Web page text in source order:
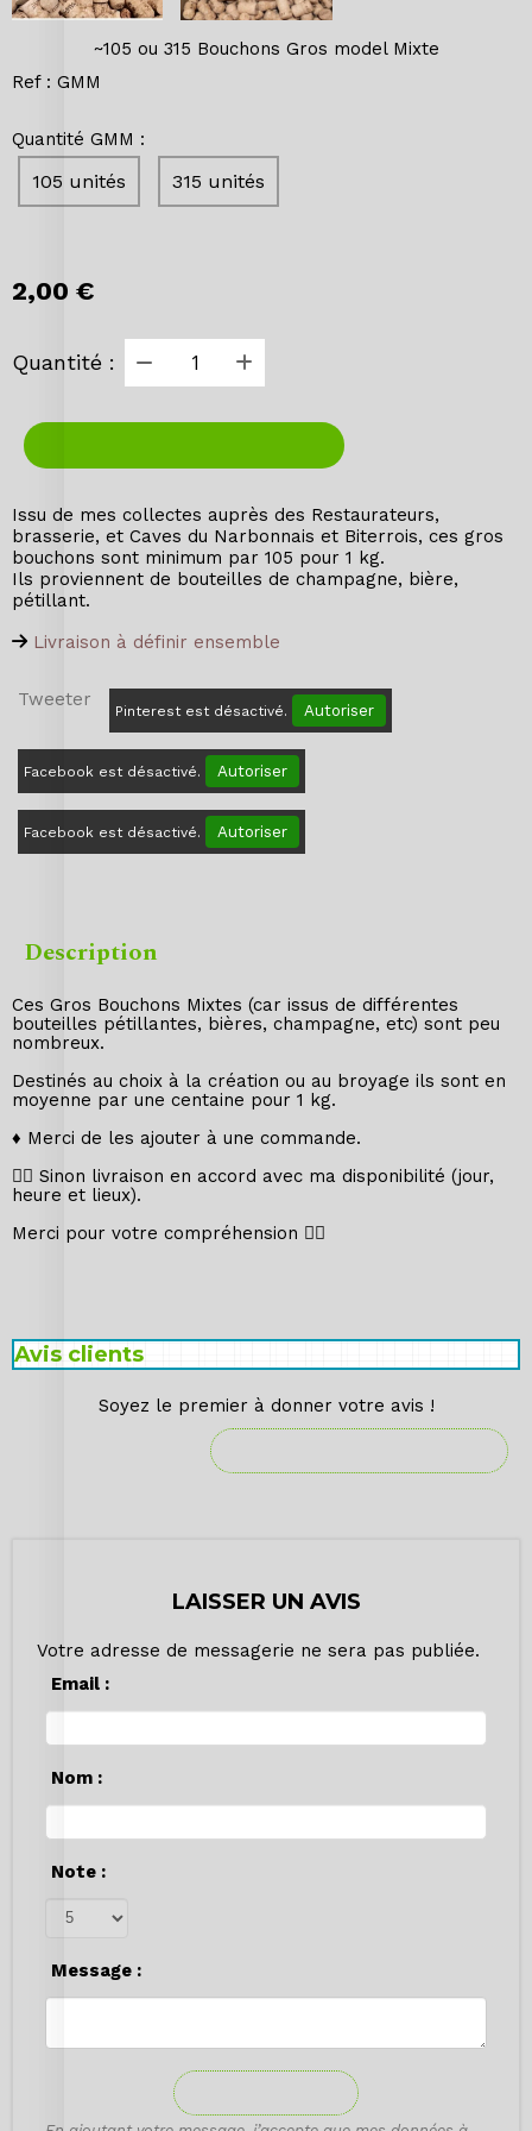
~105 ou 315 Bouchons Gros model Mixte
Ref : GMM
Quantité GMM :
105 unités 315 unités
2,00 €
Quantité :
Issu de mes collectes auprès des Restaurateurs,
brasserie, et Caves du Narbonnais et Biterrois, ces gros
bouchons sont minimum par 105 pour 1 kg.
Ils proviennent de bouteilles de champagne, bière,
pétillant.
Livraison à définir ensemble
Tweeter
Pinterest est désactivé. Autoriser
Facebook est désactivé. Autoriser
Facebook est désactivé. Autoriser
Description
Ces Gros Bouchons Mixtes (car issus de différentes
bouteilles pétillantes, bières, champagne, etc) sont peu
nombreux.
Destinés au choix à la création ou au broyage ils sont en
moyenne par une centaine pour 1 kg.
♦️ Merci de les ajouter à une commande.
👉🏼 Sinon livraison en accord avec ma disponibilité (jour,
heure et lieux).
Merci pour votre compréhension 🙂‍↕️
Avis clients
Soyez le premier à donner votre avis !
LAISSER UN AVIS
Votre adresse de messagerie ne sera pas publiée.
Email :
Nom :
Note :
Message :